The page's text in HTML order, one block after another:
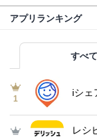
アプリランキング
すべて
1
iシェ
レシ